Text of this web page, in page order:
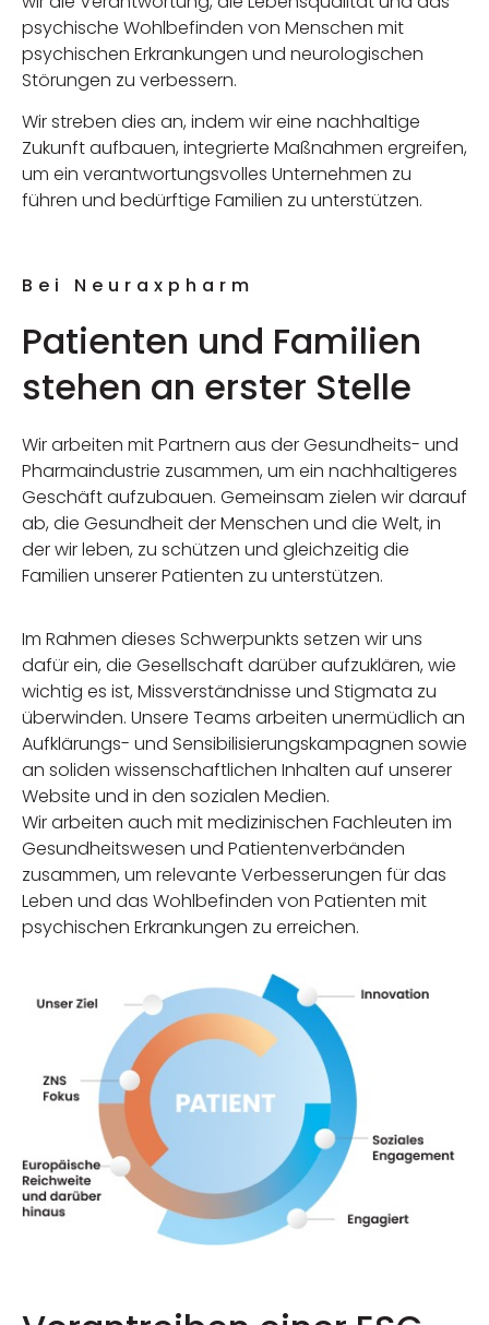
psychische Wohlbefinden von Menschen mit
psychischen Erkrankungen und neurologischen
Störungen zu verbessern.
Wir streben dies an, indem wir eine nachhaltige
Zukunft aufbauen, integrierte Maßnahmen ergreifen,
um ein verantwortungsvolles Unternehmen zu
führen und bedürftige Familien zu unterstützen.
Bei Neuraxpharm
Patienten und Familien
stehen an erster Stelle
Wir arbeiten mit Partnern aus der Gesundheits- und
Pharmaindustrie zusammen, um ein nachhaltigeres
Geschäft aufzubauen. Gemeinsam zielen wir darauf
ab, die Gesundheit der Menschen und die Welt, in
der wir leben, zu schützen und gleichzeitig die
Familien unserer Patienten zu unterstützen.
Im Rahmen dieses Schwerpunkts setzen wir uns
dafür ein, die Gesellschaft darüber aufzuklären, wie
wichtig es ist, Missverständnisse und Stigmata zu
überwinden. Unsere Teams arbeiten unermüdlich an
Aufklärungs- und Sensibilisierungskampagnen sowie
an soliden wissenschaftlichen Inhalten auf unserer
Website und in den sozialen Medien.
Wir arbeiten auch mit medizinischen Fachleuten im
Gesundheitswesen und Patientenverbänden
zusammen, um relevante Verbesserungen für das
Leben und das Wohlbefinden von Patienten mit
psychischen Erkrankungen zu erreichen.